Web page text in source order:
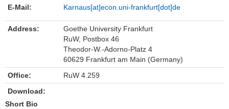
Home
Team
Ellen Bielfeldt
Elisabeth Binder
Cannon Cloud
E-Mail:
Karnaus[at]econ.uni-frankfurt[dot]de
Address:
Goethe University Frankfurt
RuW, Postbox 46
Theodor-W.-Adorno-Platz 4
60629 Frankfurt am Main (Germany)
Office:
RuW 4.259
Download:
Short Bio